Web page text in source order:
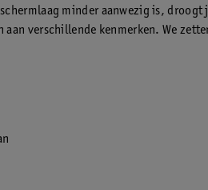
minder aanwezig is, droogt
aan verschillende kenmerken. We